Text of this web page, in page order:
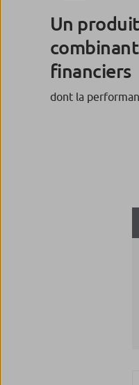
Un
financiers
dont la